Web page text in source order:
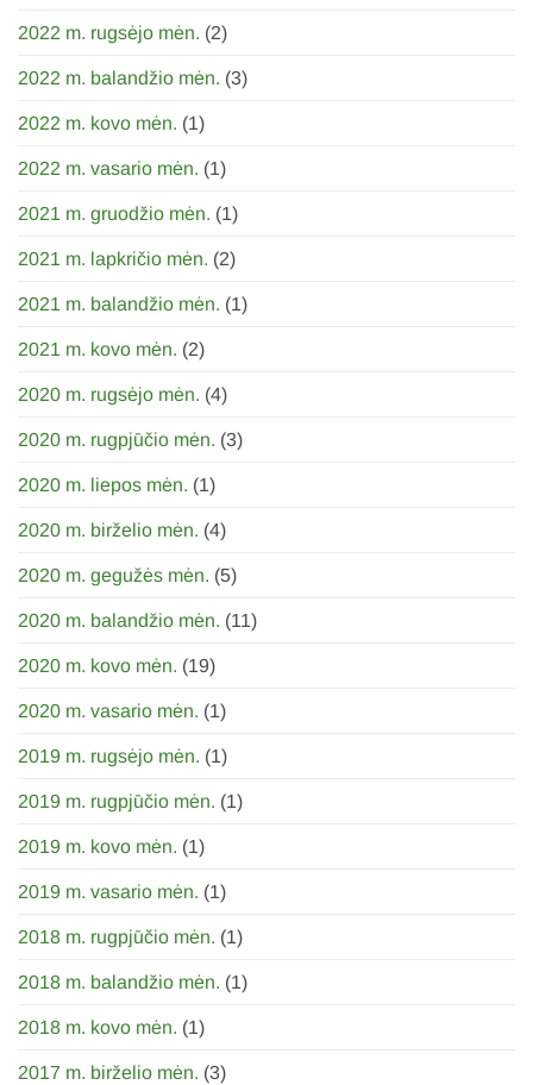
2022 m. rugsėjo mėn. (2)
2022 m. balandžio mėn. (3)
2022 m. kovo mėn. (1)
2022 m. vasario mėn. (1)
2021 m. gruodžio mėn. (1)
2021 m. lapkričio mėn. (2)
2021 m. balandžio mėn. (1)
2021 m. kovo mėn. (2)
2020 m. rugsėjo mėn. (4)
2020 m. rugpjūčio mėn. (3)
2020 m. liepos mėn. (1)
2020 m. birželio mėn. (4)
2020 m. gegužės mėn. (5)
2020 m. balandžio mėn. (11)
2020 m. kovo mėn. (19)
2020 m. vasario mėn. (1)
2019 m. rugsėjo mėn. (1)
2019 m. rugpjūčio mėn. (1)
2019 m. kovo mėn. (1)
2019 m. vasario mėn. (1)
2018 m. rugpjūčio mėn. (1)
2018 m. balandžio mėn. (1)
2018 m. kovo mėn. (1)
2017 m. birželio mėn. (3)